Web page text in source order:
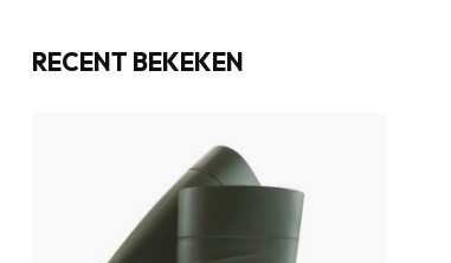
RECENT BEKEKEN